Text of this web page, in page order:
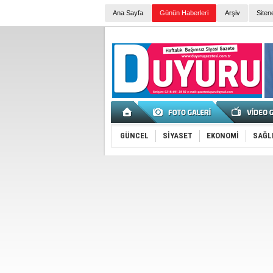
Ana Sayfa Günün Haberleri Arşiv
GÜNCEL SİYASET EKONOMİ